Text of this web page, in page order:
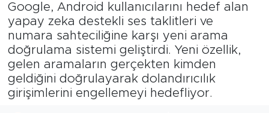
Google, Android kullanıcılarını hedef alan
yapay zeka destekli ses taklitleri ve
numara sahteciliğine karşı yeni arama
doğrulama sistemi geliştirdi. Yeni özellik,
gelen aramaların gerçekten kimden
geldiğini doğrulayarak dolandırıcılık
girişimlerini engellemeyi hedefliyor.
Tüm Manşetler
Son Dakika Haberleri
Haber Arşivi